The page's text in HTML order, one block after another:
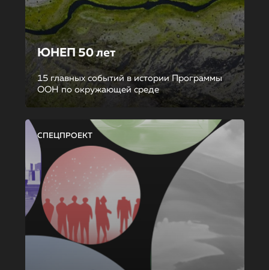
ЮНЕП 50 лет
15 главных событий в истории Программы
ООН по окружающей среде
СПЕЦПРОЕКТ